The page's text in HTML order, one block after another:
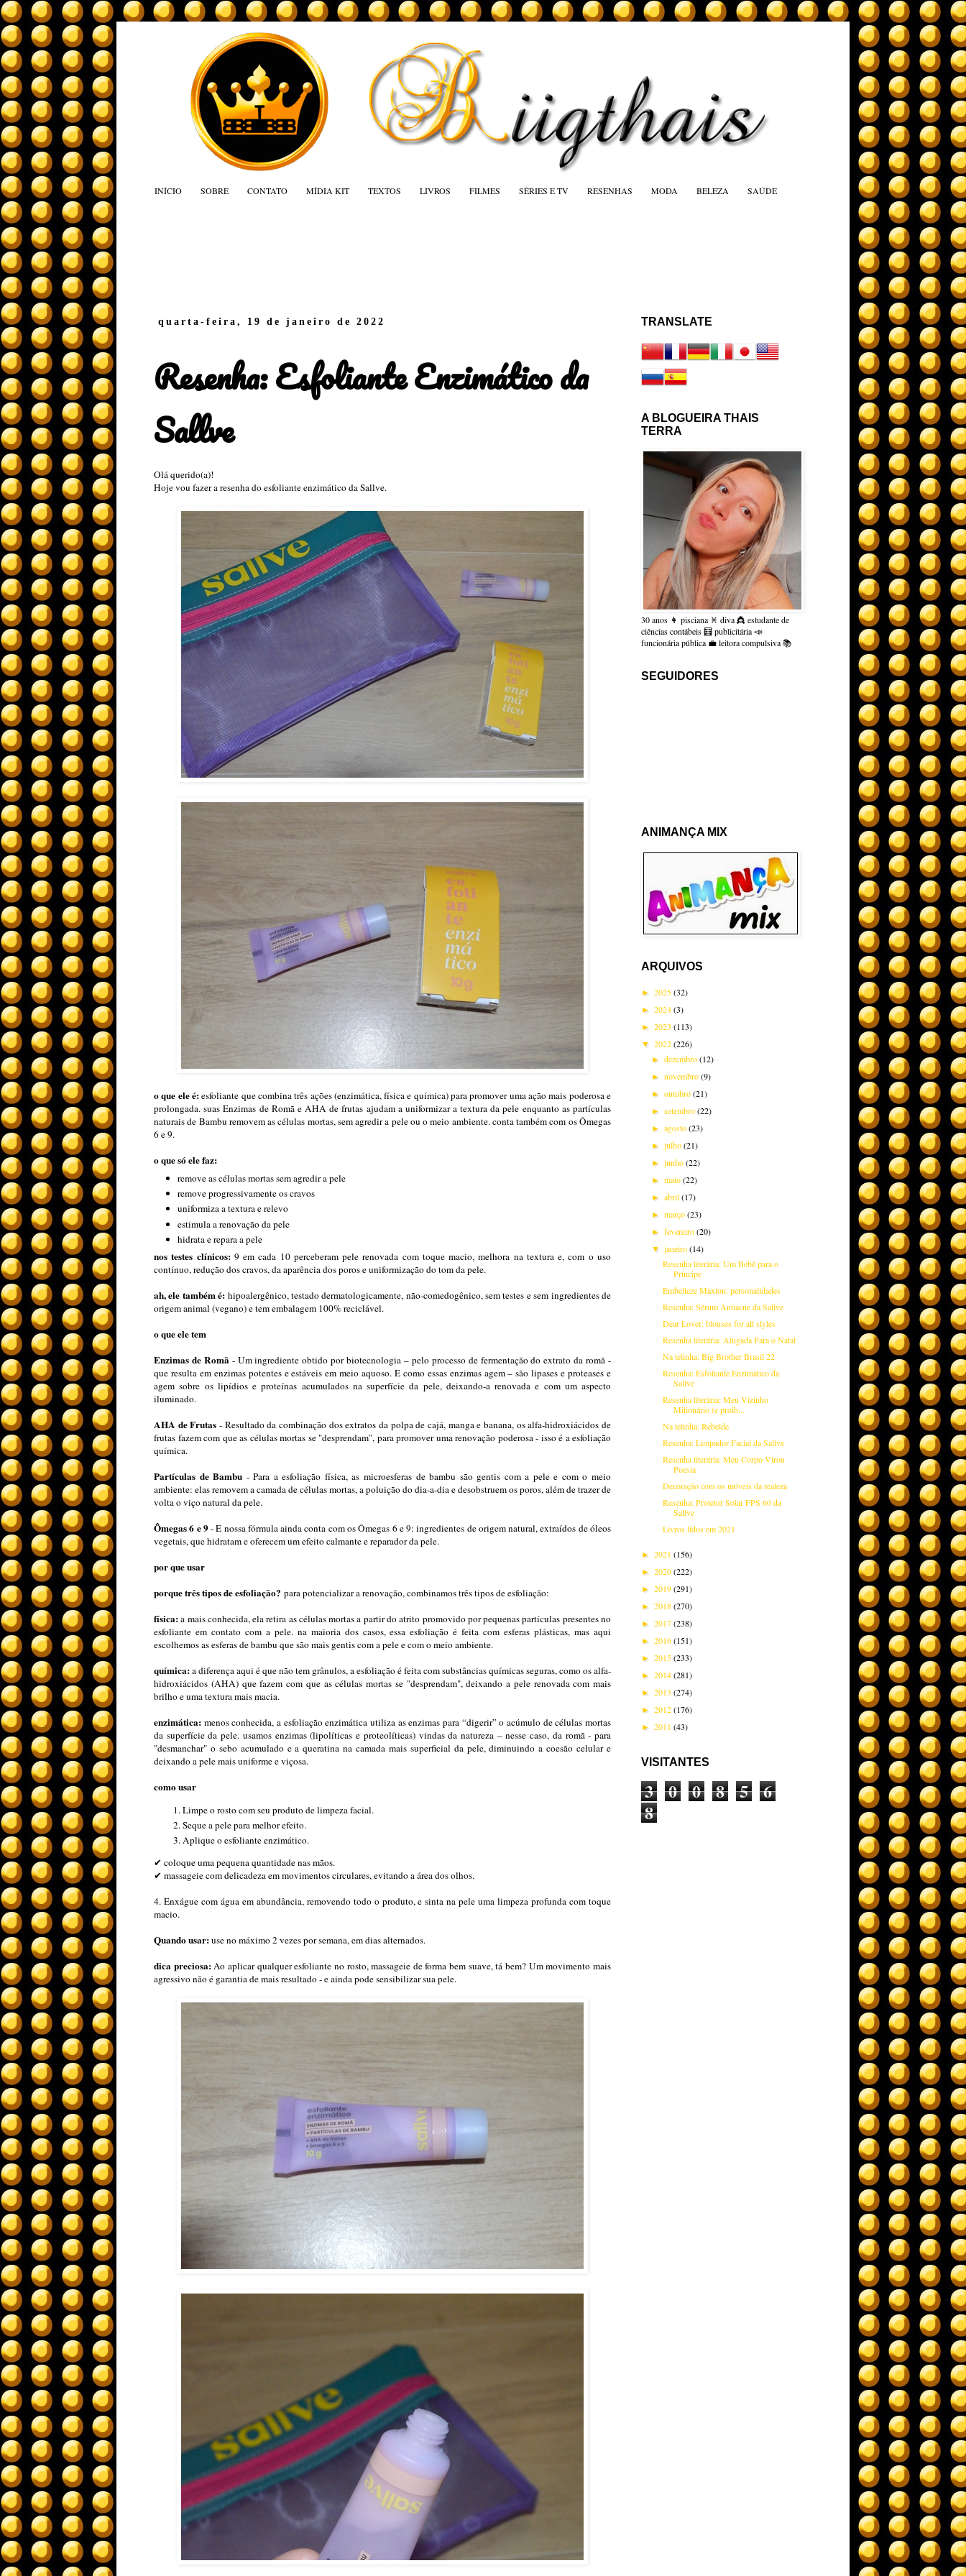
INÍCIO SOBRE CONTATO MÍDIA KIT TEXTOS LIVROS FILMES SÉRIES E TV RESENHAS MODA BELEZA SAÚDE
quarta-feira, 19 de janeiro de 2022
Resenha: Esfoliante Enzimático da
Sallve
Olá querido(a)!
Hoje vou fazer a resenha do esfoliante enzimático da Sallve.
o que ele é:esfoliante que combina três ações (enzimática, física e química) para promover uma ação mais poderosa e
prolongada. suas Enzimas de Romã e AHA de frutas ajudam a uniformizar a textura da pele enquanto as partículas
naturais de Bambu removem as células mortas, sem agredir a pele ou o meio ambiente. conta também com os Ômegas
6 e 9.
o que só ele faz:
remove as células mortas sem agredir a pele
remove progressivamente os cravos
uniformiza a textura e relevo
estimula a renovação da pele
hidrata e repara a pele
nos testes clínicos:9 em cada 10 perceberam pele renovada com toque macio, melhora na textura e, com o uso
contínuo, redução dos cravos, da aparência dos poros e uniformização do tom da pele.
ah, ele também é: hipoalergênico, testado dermatologicamente, não-comedogênico, sem testes e sem ingredientes de
origem animal (vegano) e tem embalagem 100% reciclável.
o que ele tem
Enzimas de Romã- Um ingrediente obtido por biotecnologia – pelo processo de fermentação do extrato da romã -
que resulta em enzimas potentes e estáveis em meio aquoso. E como essas enzimas agem – são lipases e proteases e
agem sobre os lipídios e proteínas acumulados na superfície da pele, deixando-a renovada e com um aspecto
iluminado.
AHA de Frutas - Resultado da combinação dos extratos da polpa de cajá, manga e banana, os alfa-hidroxiácidos de
frutas fazem com que as células mortas se "desprendam", para promover uma renovação poderosa - isso é a esfoliação
química.
Partículas de Bambu - Para a esfoliação física, as microesferas de bambu são gentis com a pele e com o meio
ambiente: elas removem a camada de células mortas, a poluição do dia-a-dia e desobstruem os poros, além de trazer de
volta o viço natural da pele.
Ômegas 6 e 9- E nossa fórmula ainda conta com os Ômegas 6 e 9: ingredientes de origem natural, extraídos de óleos
vegetais, que hidratam e oferecem um efeito calmante e reparador da pele.
por que usar
porque três tipos de esfoliação? para potencializar a renovação, combinamos três tipos de esfoliação:
física:a mais conhecida, ela retira as células mortas a partir do atrito promovido por pequenas partículas presentes no
esfoliante em contato com a pele. na maioria dos casos, essa esfoliação é feita com esferas plásticas, mas aqui
escolhemos as esferas de bambu que são mais gentis com a pele e com o meio ambiente.
química:a diferença aqui é que não tem grânulos, a esfoliação é feita com substâncias químicas seguras, como os alfa-
hidroxiácidos (AHA) que fazem com que as células mortas se "desprendam", deixando a pele renovada com mais
brilho e uma textura mais macia.
enzimática: menos conhecida, a esfoliação enzimática utiliza as enzimas para “digerir” o acúmulo de células mortas
da superfície da pele. usamos enzimas (lipolíticas e proteolíticas) vindas da natureza – nesse caso, da romã - para
"desmanchar" o sebo acumulado e a queratina na camada mais superficial da pele, diminuindo a coesão celular e
deixando a pele mais uniforme e viçosa.
como usar
Limpe o rosto com seu produto de limpeza facial.
Seque a pele para melhor efeito.
Aplique o esfoliante enzimático.
✔ coloque uma pequena quantidade nas mãos.
✔ massageie com delicadeza em movimentos circulares, evitando a área dos olhos.
4. Enxágue com água em abundância, removendo todo o produto, e sinta na pele uma limpeza profunda com toque
macio.
Quando usar:use no máximo 2 vezes por semana, em dias alternados.
dica preciosa:Ao aplicar qualquer esfoliante no rosto, massageie de forma bem suave, tá bem? Um movimento mais
agressivo não é garantia de mais resultado - e ainda pode sensibilizar sua pele.
TRANSLATE
A BLOGUEIRA THAIS
TERRA
30 anos 👩 pisciana ♓ diva 👸 estudante de
ciências contábeis 🧮 publicitária 📣
funcionária pública 💼 leitora compulsiva 📚
SEGUIDORES
ANIMANÇA MIX
ARQUIVOS
► 2025(32)
► 2024(3)
► 2023 (113)
▼ 2022(226)
►dezembro(12)
►novembro(9)
►outubro(21)
►setembro(22)
►agosto(23)
►julho(21)
►junho(22)
►maio(22)
►abril(17)
►março(23)
►fevereiro(20)
▼janeiro(14)
Resenha literária: Um Bebê para o
Príncipe
Embelleze Maxton: personalidades
Resenha: Sérum Antiacne da Sallve
Dear Lover: blouses for all styles
Resenha literária: Alugada Para o Natal
Na telinha: Big Brother Brasil 22
Resenha: Esfoliante Enzimático da
Sallve
Resenha literária: Meu Vizinho
Milionário (e proib...
Na telinha: Rebelde
Resenha: Limpador Facial da Sallve
Resenha literária: Meu Corpo Virou
Poesia
Decoração com os móveis da realeza
Resenha: Protetor Solar FPS 60 da
Sallve
Livros lidos em 2021
► 2021 (156)
► 2020(222)
► 2019(291)
► 2018(270)
► 2017(238)
► 2016(151)
► 2015(233)
► 2014(281)
► 2013 (274)
► 2012(176)
► 2011 (43)
VISITANTES
3 0 0 8 5 6
8